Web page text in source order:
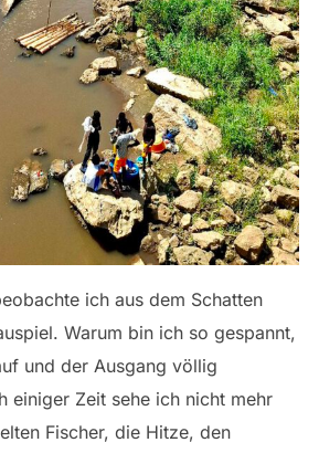
ich aus dem Schatten
Warum bin ich so gespannt,
und der Ausgang völlig
einiger Zeit sehe ich nicht mehr
Fischer, die Hitze, den